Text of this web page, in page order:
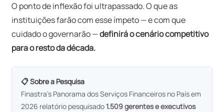
O ponto de inflexão foi ultrapassado. O que as
instituições farão com esse ímpeto — e com que
cuidado o governarão —definirá o cenário competitivo
para o resto da década.
📋 Sobre a Pesquisa
Finastra's Panorama dos Serviços Financeiros no País em
2026 relatório pesquisado1.509 gerentes e executivos